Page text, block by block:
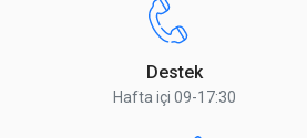
Destek
Hafta içi 09-17:30